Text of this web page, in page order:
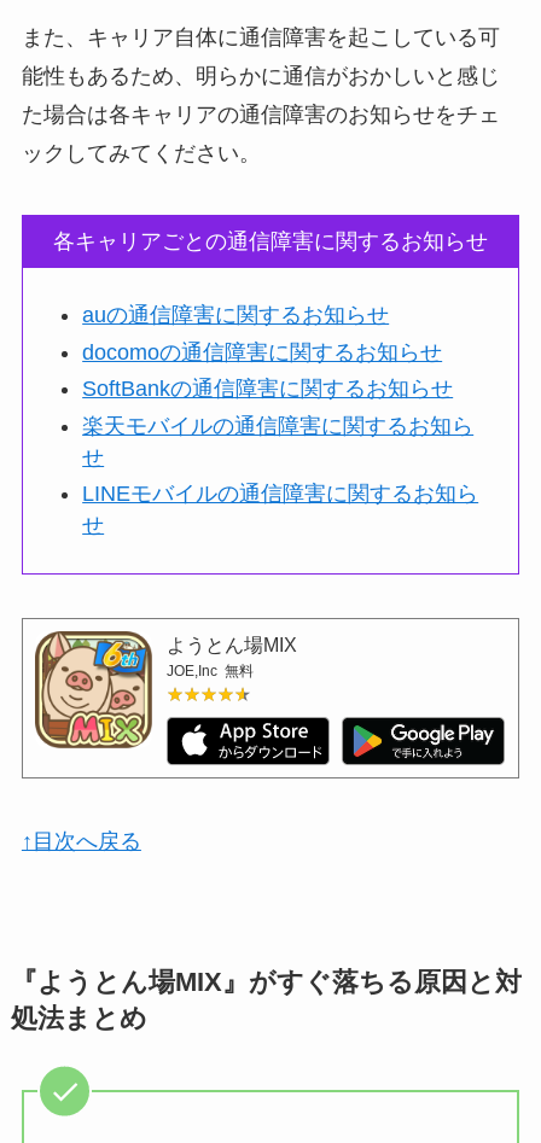
また、キャリア自体に通信障害を起こしている可
能性もあるため、明らかに通信がおかしいと感じ
た場合は各キャリアの通信障害のお知らせをチェ
ックしてみてください。
各キャリアごとの通信障害に関するお知らせ
auの通信障害に関するお知らせ
docomoの通信障害に関するお知らせ
SoftBankの通信障害に関するお知らせ
楽天モバイルの通信障害に関するお知ら
せ
LINEモバイルの通信障害に関するお知ら
せ
ようとん場MIX
JOE,Inc 無料
★★★★★
★★★★★
↑目次へ戻る
『ようとん場MIX』がすぐ落ちる原因と対
処法まとめ